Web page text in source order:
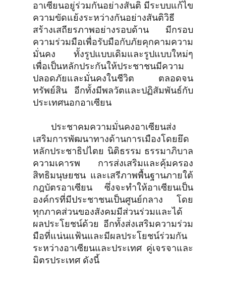
อาเซียนอยู่ร่วมกันอย่างสันติ มีระบบแก้ไข
ความขัดแย้งระหว่างกันอย่างสันติวิธี
สร้างเสถียรภาพอย่างรอบด้าน มีกรอบ
ความร่วมมือเพื่อรับมือกับภัยคุกคามความ
มั่นคง ทั้งรูปแบบเดิมและรูปแบบใหม่ๆ
เพื่อเป็นหลักประกันให้ประชาชนมีความ
ปลอดภัยและมั่นคงในชีวิต ตลอดจน
ทรัพย์สิน อีกทั้งมีพลวัตและปฏิสัมพันธ์กับ
ประเทศนอกอาเซียน
ประชาคมความมั่นคงอาเซียนส่ง
เสริมการพัฒนาทางด้านการเมืองโดยยึด
หลักประชาธิปไตย นิติธรรม ธรรมาภิบาล
ความเคารพ การส่งเสริมและคุ้มครอง
สิทธิมนุษยชน และเสรีภาพพื้นฐานภายใต้
กฎบัตรอาเซียน ซึ่งจะทำให้อาเซียนเป็น
องค์กรที่มีประชาชนเป็นศูนย์กลาง โดย
ทุกภาคส่วนของสังคมมีส่วนร่วมและได้
ผลประโยชน์ด้วย อีกทั้งส่งเสริมความร่วม
มือที่แน่นแฟ้นและมีผลประโยชน์ร่วมกัน
ระหว่างอาเซียนและประเทศ คู่เจรจาและ
มิตรประเทศ ดังนี้